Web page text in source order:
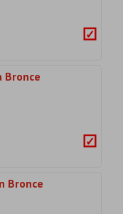
Bronce
Bronce